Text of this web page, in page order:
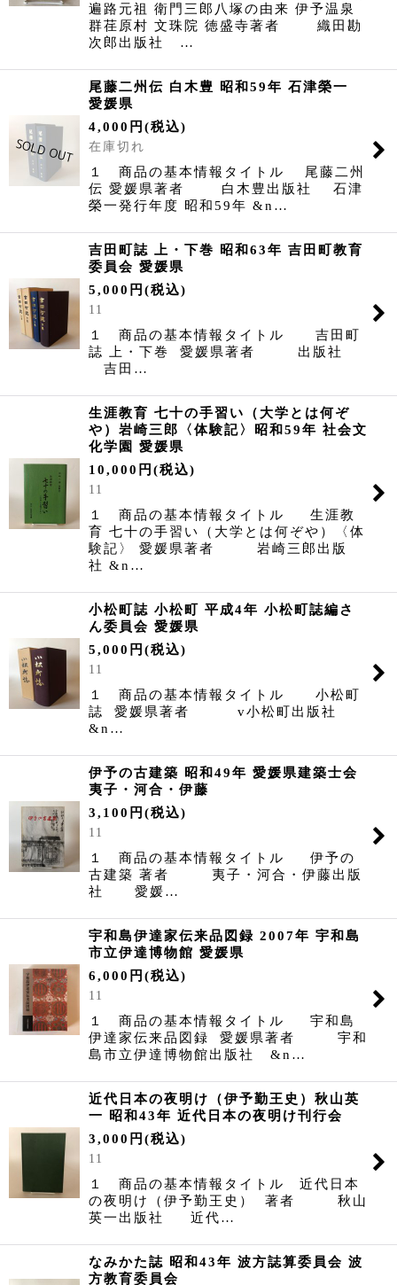
遍路元祖 衛門三郎八塚の由来 伊予温泉
群荏原村 文珠院 徳盛寺著者 織田勘
次郎出版社 …
尾藤二州伝 白木豊 昭和59年 石津榮一
愛媛県
4,000 円 (税込)
在庫切れ
１ 商品の基本情報タイトル 尾藤二州
伝 愛媛県著者 白木豊出版社 石津
榮一発行年度 昭和59年 &n…
吉田町誌 上・下巻 昭和63年 吉田町教育
委員会 愛媛県
5,000 円 (税込)
11
１ 商品の基本情報タイトル 吉田町
誌 上・下巻 愛媛県著者 出版社
吉田…
生涯教育 七十の手習い（大学とは何ぞ
や）岩崎三郎〈体験記〉昭和59年 社会文
化学園 愛媛県
10,000 円 (税込)
11
１ 商品の基本情報タイトル 生涯教
育 七十の手習い（大学とは何ぞや）〈体
験記〉 愛媛県著者 岩崎三郎出版
社 &n…
小松町誌 小松町 平成4年 小松町誌編さ
ん委員会 愛媛県
5,000 円 (税込)
11
１ 商品の基本情報タイトル 小松町
誌 愛媛県著者 v小松町出版社
&n…
伊予の古建築 昭和49年 愛媛県建築士会
夷子・河合・伊藤
3,100 円 (税込)
11
１ 商品の基本情報タイトル 伊予の
古建築 著者 夷子・河合・伊藤出版
社 愛媛…
宇和島伊達家伝来品図録 2007年 宇和島
市立伊達博物館 愛媛県
6,000 円 (税込)
11
１ 商品の基本情報タイトル 宇和島
伊達家伝来品図録 愛媛県著者 宇和
島市立伊達博物館出版社 &n…
近代日本の夜明け（伊予勤王史）秋山英
一 昭和43年 近代日本の夜明け刊行会
3,000 円 (税込)
11
１ 商品の基本情報タイトル 近代日本
の夜明け（伊予勤王史） 著者 秋山
英一出版社 近代…
なみかた誌 昭和43年 波方誌算委員会 波
方教育委員会